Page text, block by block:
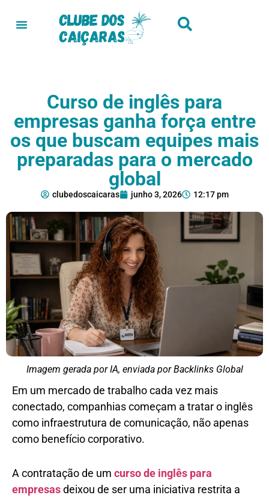
Curso de inglês para
empresas ganha força entre
os que buscam equipes mais
preparadas para o mercado
global
clubedoscaicaras junho 3, 2026 12:17 pm
Imagem gerada por IA, enviada por Backlinks Global
Em um mercado de trabalho cada vez mais
conectado, companhias começam a tratar o inglês
como infraestrutura de comunicação, não apenas
como benefício corporativo.
A contratação de um curso de inglês para
empresasdeixou de ser uma iniciativa restrita a